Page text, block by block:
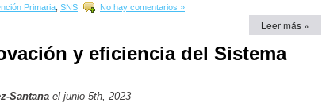
Primaria SNS No hay comentarios »
Leer más »
y eficiencia del Sistema
Santana el junio 5th, 2023